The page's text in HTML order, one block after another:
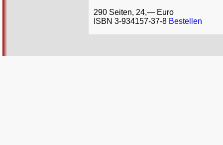
290 Seiten, 24,— Euro
ISBN 3-934157-37-8 Bestellen